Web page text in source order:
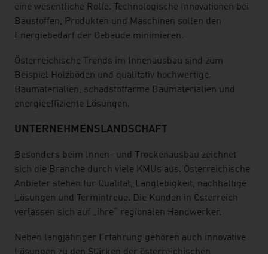
eine wesentliche Rolle. Technologische Innovationen bei
Baustoffen, Produkten und Maschinen sollen den
Energiebedarf der Gebäude minimieren.
Österreichische Trends im Innenausbau sind zum
Beispiel Holzböden und qualitativ hochwertige
Baumaterialien, schadstoffarme Baumaterialien und
energieeffiziente Lösungen.
UNTERNEHMENSLANDSCHAFT
Besonders beim Innen- und Trockenausbau zeichnet
sich die Branche durch viele KMUs aus. Österreichische
Anbieter stehen für Qualität, Langlebigkeit, nachhaltige
Lösungen und Termintreue. Die Kunden in Österreich
verlassen sich auf „ihre“ regionalen Handwerker.
Neben langjähriger Erfahrung gehören auch innovative